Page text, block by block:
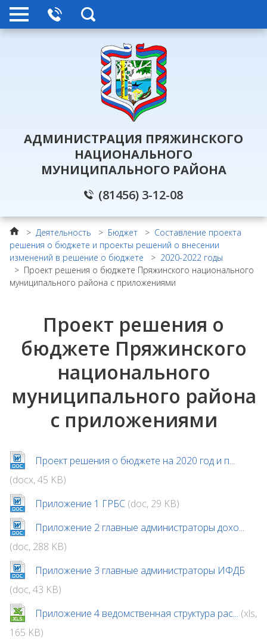
АДМИНИСТРАЦИЯ ПРЯЖИНСКОГО
НАЦИОНАЛЬНОГО
МУНИЦИПАЛЬНОГО РАЙОНА
(81456) 3-12-08
> Деятельность > Бюджет > Составление проекта
решения о бюджете и проекты решений о внесении
изменений в решение о бюджете
> 2020-2022 годы
> Проект решения о бюджете Пряжинского национального
муниципального района с приложениями
Проект решения о
бюджете Пряжинского
национального
муниципального района
с приложениями
Проект решения о бюджете на 2020 год и п...
(docx, 45 KB)
Приложение 1 ГРБС (doc, 29 KB)
Приложение 2 главные администраторы дохо...
(doc, 288 KB)
Приложение 3 главные администраторы ИФДБ
(doc, 43 KB)
Приложение 4 ведомственная структура рас... (xls,
165 KB)